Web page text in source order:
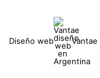
Diseño web Vantae